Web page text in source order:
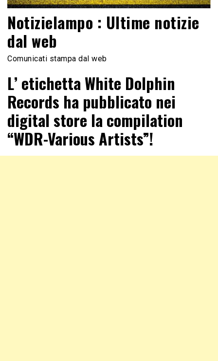
Notizielampo : Ultime notizie
dal web
Comunicati stampa dal web
L’ etichetta White Dolphin
Records ha pubblicato nei
digital store la compilation
“WDR-Various Artists”!